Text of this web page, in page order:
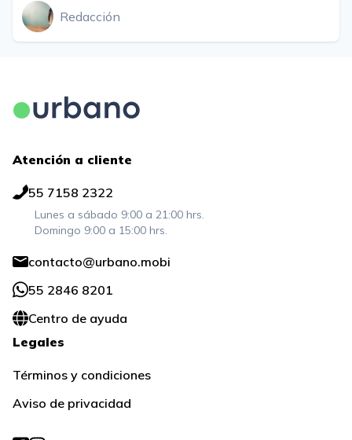
Redacción
Legales
Términos y condiciones
Aviso de privacidad
Atención a cliente
55 7158 2322
Lunes a sábado 9:00 a 21:00 hrs.
Domingo 9:00 a 15:00 hrs.
contacto@urbano.mobi
55 2846 8201
Centro de ayuda